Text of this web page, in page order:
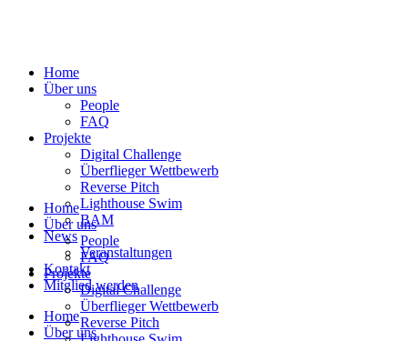
Home
Über uns
People
FAQ
Projekte
Digital Challenge
Überflieger Wettbewerb
Reverse Pitch
Lighthouse Swim
BAM
News
Veranstaltungen
Kontakt
Mitglied werden
Home
Über uns
Home
Über uns
People
FAQ
Projekte
Digital Challenge
Überflieger Wettbewerb
Reverse Pitch